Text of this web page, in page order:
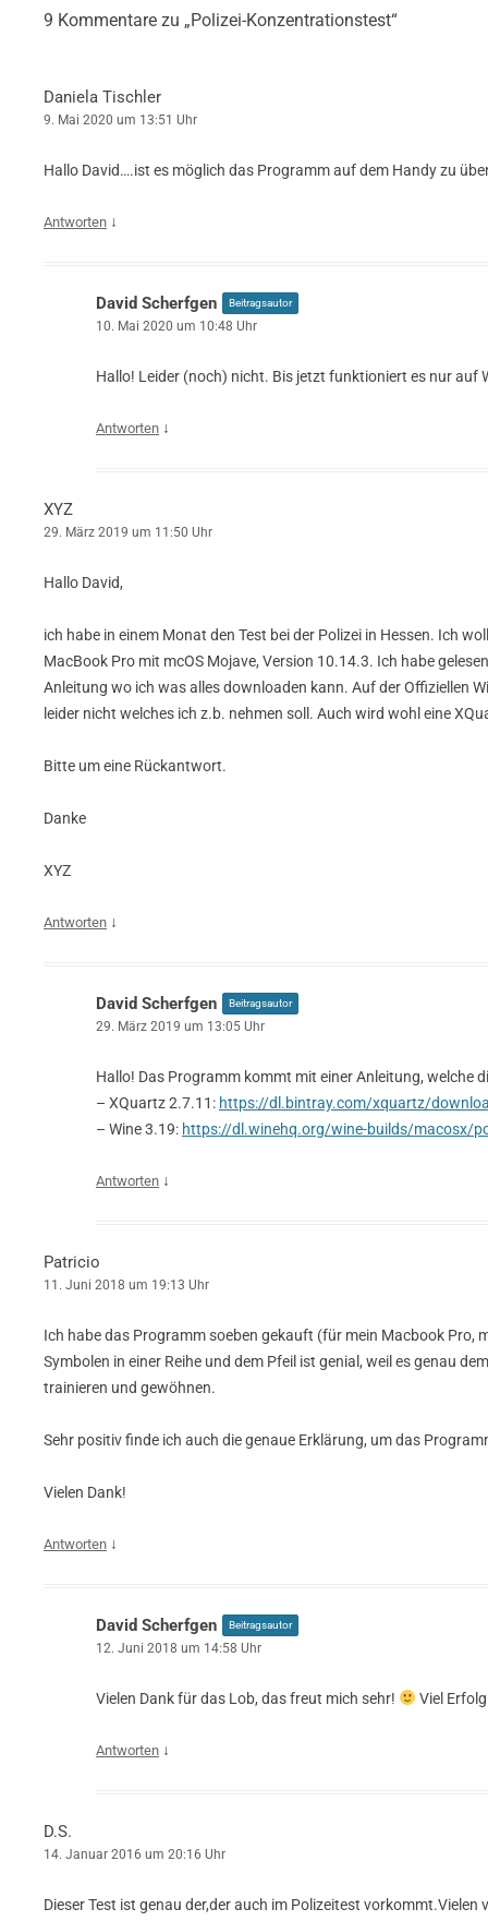
9 Kommentare zu „Polizei-Konzentrationstest“
Daniela Tischler
9. Mai 2020 um 13:51 Uhr
Hallo David….ist es möglich das Programm auf dem Handy zu
Antworten ↓
David Scherfgen Beitragsautor
10. Mai 2020 um 10:48 Uhr
Hallo! Leider (noch) nicht. Bis jetzt funktioniert es nur auf
Antworten ↓
XYZ
29. März 2019 um 11:50 Uhr
Hallo David,
ich habe in einem Monat den Test bei der Polizei in Hessen. Ich
MacBook Pro mit mcOS Mojave, Version 10.14.3. Ich habe
Anleitung wo ich was alles downloaden kann. Auf der Offiziellen
leider nicht welches ich z.b. nehmen soll. Auch wird wohl eine
Bitte um eine Rückantwort.
Danke
XYZ
Antworten ↓
David Scherfgen Beitragsautor
29. März 2019 um 13:05 Uhr
Hallo! Das Programm kommt mit einer Anleitung, welche
– XQuartz 2.7.11: https://dl.bintray.com/xquartz/
– Wine 3.19: https://dl.winehq.org/wine-builds/macosx/
Antworten ↓
Patricio
11. Juni 2018 um 19:13 Uhr
Ich habe das Programm soeben gekauft (für mein Macbook Pro,
Symbolen in einer Reihe und dem Pfeil ist genial, weil es genau
trainieren und gewöhnen.
Sehr positiv finde ich auch die genaue Erklärung, um das
Vielen Dank!
Antworten ↓
David Scherfgen Beitragsautor
12. Juni 2018 um 14:58 Uhr
Vielen Dank für das Lob, das freut mich sehr! Viel
Antworten ↓
D.S.
14. Januar 2016 um 20:16 Uhr
Dieser Test ist genau der,der auch im Polizeitest